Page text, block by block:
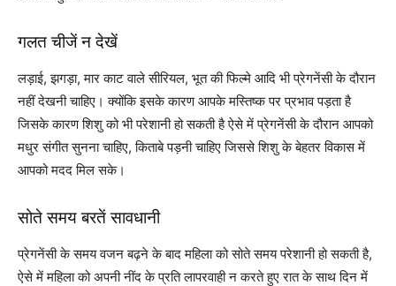
गलत चीजें न देखें
लड़ाई, झगड़ा, मार काट वाले सीरियल, भूत की फिल्मे आदि भी प्रेगनेंसी के दौरान
नहीं देखनी चाहिए। क्योंकि इसके कारण आपके मस्तिष्क पर प्रभाव पड़ता है
जिसके कारण शिशु को भी परेशानी हो सकती है ऐसे में प्रेगनेंसी के दौरान आपको
मधुर संगीत सुनना चाहिए, किताबे पड़नी चाहिए जिससे शिशु के बेहतर विकास में
आपको मदद मिल सके।
सोते समय बरतें सावधानी
प्रेगनेंसी के समय वजन बढ़ने के बाद महिला को सोते समय परेशानी हो सकती है,
ऐसे में महिला को अपनी नींद के प्रति लापरवाही न करते हुए रात के साथ दिन में